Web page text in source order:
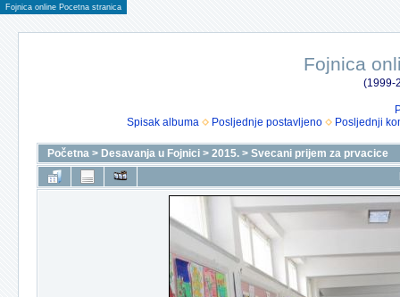
Fojnica online Pocetna stranica
Fojnica
(1999-
Spisak albuma
Posljednje postavljeno Posljednji
Početna > Desavanja u Fojnici > 2015. > Svecani prijem za prvacice